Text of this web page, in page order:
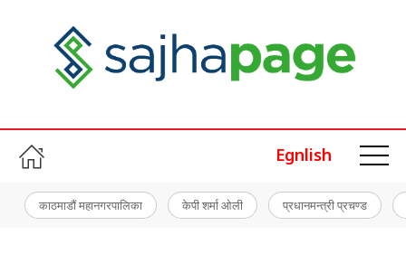
Egnlish
काठमाडौं महानगरपालिका केपी शर्मा ओली प्रधानमन्त्री प्रचण्ड